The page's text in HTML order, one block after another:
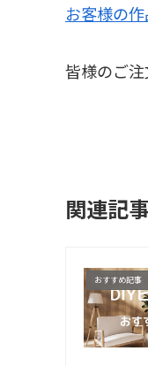
お客様の
皆様のご注
関連記
おすすめ記事